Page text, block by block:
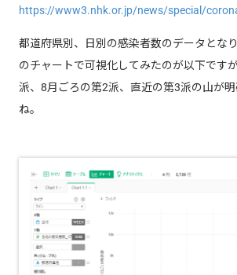
https://www3.nhk.or.jp/news/special/
都道府県別、日別の感染者数のデータとな
のチャートで可視化してみたのが以下です
派、8月ごろの第2派、直近の第3派の山が
ね。